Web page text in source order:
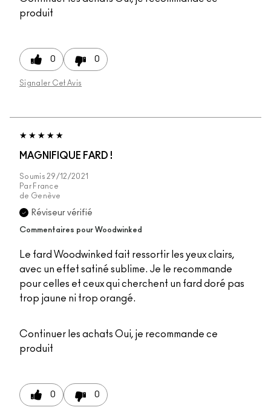
produit
0 0
Signaler Cet Avis
MAGNIFIQUE FARD !
Soumis 29/12/2021
Par France
de Genève
Réviseur vérifié
Commentaires pour Woodwinked
Le fard Woodwinked fait ressortir les yeux clairs,
avec un effet satiné sublime. Je le recommande
pour celles et ceux qui cherchent un fard doré pas
trop jaune ni trop orangé.
Continuer les achats Oui, je recommande ce
produit
0 0